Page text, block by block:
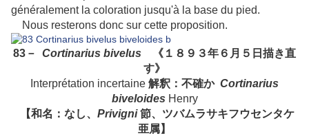
généralement la coloration jusqu'à la base du pied.
Nous resterons donc sur cette proposition.
83－ Cortinarius bivelus 《１８９３年６月５日描き直
す》
Interprétation incertaine 解釈：不確か Cortinarius
biveloides Henry
【和名：なし、 Privigni節、ツバムラサキフウセンタケ
亜属】